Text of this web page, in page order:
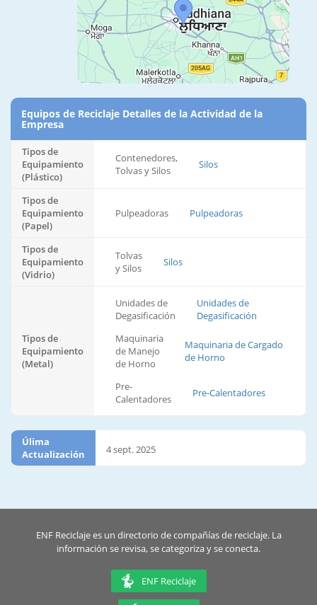
Equipos de Reciclaje Detalles de la Actividad de la
Empresa
Tipos de
Equipamiento
(Plástico)
Contenedores,
Tolvas y Silos
Silos
Tipos de
Equipamiento
(Papel)
Pulpeadoras Pulpeadoras
Tipos de
Equipamiento
(Vidrio)
Tolvas
y Silos
Silos
Tipos de
Equipamiento
(Metal)
Unidades de
Degasificación
Unidades de
Degasificación
Maquinaria
de Manejo
de Horno
Maquinaria de Cargado
de Horno
Pre-
Calentadores
Pre-Calentadores
Úlima
Actualización
4 sept. 2025
ENF Reciclaje es un directorio de compañías de reciclaje. La
información se revisa, se categoriza y se conecta.
ENF Reciclaje